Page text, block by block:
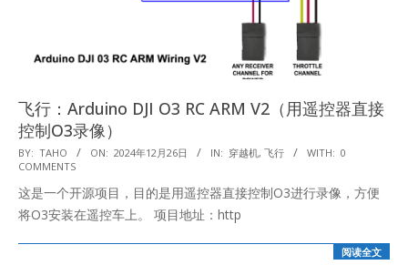
飞行：Arduino DJI O3 RC ARM V2（用遥控器直接
控制O3录像）
2024-
12-
26
BY: TAHO ON: 2024年12月26日 IN: 穿越机, 飞行 WITH: 0
COMMENTS
这是一个开源项目，目的是用遥控器直接控制O3进行录像，方便
将O3安装在遥控车上。 项目地址：http
阅读全文